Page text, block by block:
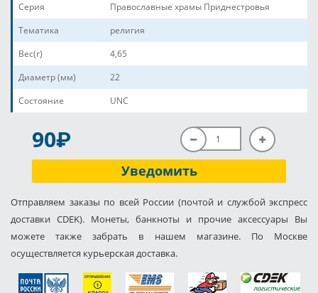
Серия
Православные храмы Приднестровья
Тематика
религия
Вес(г)
4,65
Диаметр (мм)
22
Состояние
UNC
90P
Уведомить
Отправляем заказы по всей России (почтой и службой экспресс
доставки CDEK). Монеты, банкноты и прочие аксессуары Вы
можете также забрать в нашем магазине. По Москве
осуществляется курьерская доставка.